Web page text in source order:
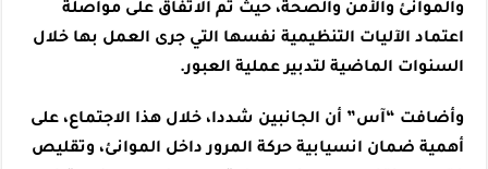
والموانئ والأمن والصحة، حيث تم الاتفاق على مواصلة
اعتماد الآليات التنظيمية نفسها التي جرى العمل بها خلال
السنوات الماضية لتدبير عملية العبور.
وأضافت “آس” أن الجانبين شددا، خلال هذا الاجتماع، على
أهمية ضمان انسيابية حركة المرور داخل الموانئ، وتقليص